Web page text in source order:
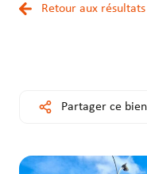
&
Louer
&
métiers
Retour aux résultats
Partager ce bien